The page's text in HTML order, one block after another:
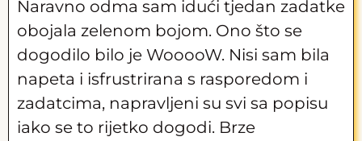
Naravno odma sam idući tjedan zadatke
obojala zelenom bojom. Ono što se
dogodilo bilo je WooooW. Nisi sam bila
napeta i isfrustrirana s rasporedom i
zadatcima, napravljeni su svi sa popisu
iako se to rijetko dogodi. Brze